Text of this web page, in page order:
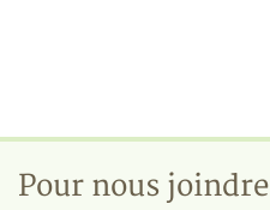
Pour nous joindre